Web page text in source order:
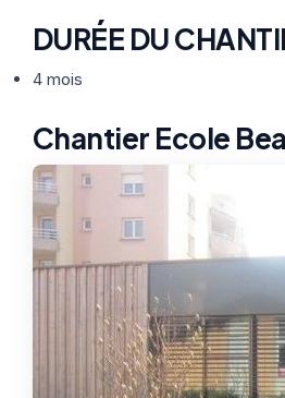
DURÉE DU
4 mois
Chantier Ecole